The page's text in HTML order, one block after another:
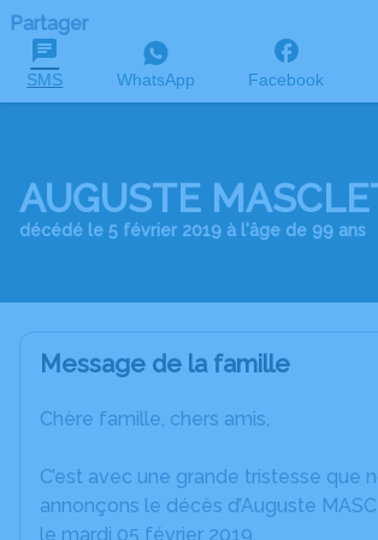
Partager
SMS WhatsApp Facebook
AUGUSTE
décédé le 5 février 2019 à l'âge de 99 ans
Message de la famille
Chère famille, chers amis,
C’est avec une grande tristesse que
annonçons le décès d’Auguste
le mardi 05 février 2019.